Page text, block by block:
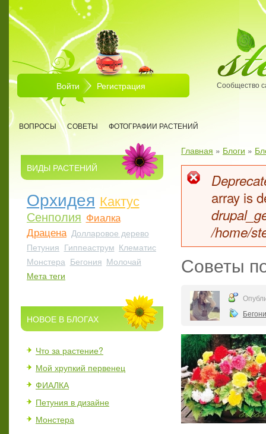
Перейти к основному содержанию
Войти Регистрация Сообщество
ВОПРОСЫ СОВЕТЫ ФОТОГРАФИИ РАСТЕНИЙ
ВИДЫ РАСТЕНИЙ
Орхидея Кактус
Сенполия Фиалка
Драцена Долларовое дерево
Петуния Гиппеаструм Клематис
Монстера Бегония Молочай
Мета теги
НОВОЕ В БЛОГАХ
Что за растение?
Мой хрупкий первенец
ФИАЛКА
Петуния в дизайне
Монстера
Вы здесь
Главная » Блоги »
array is
/home/
Советы